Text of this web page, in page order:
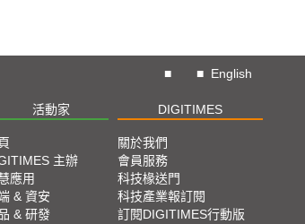
■ ■ English
活動家 DIGITIMES
主辦
應用
& 資安
& 研發
關於我們
會員服務
科技椽送門
科技產業報訂閱
訂閱DIGITIMES行動版